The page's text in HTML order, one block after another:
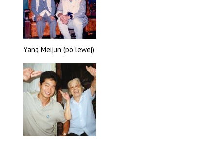
Yang Meijun (po lewej)